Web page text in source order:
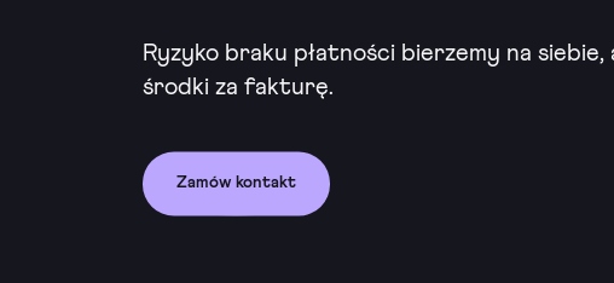
Ryzyko braku płatności bierzemy na
środki za fakturę.
Zamów kontakt